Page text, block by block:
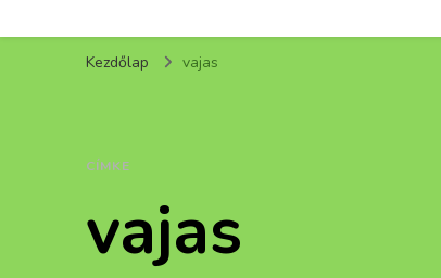
Kezdőlap vajas
CÍMKE
vajas